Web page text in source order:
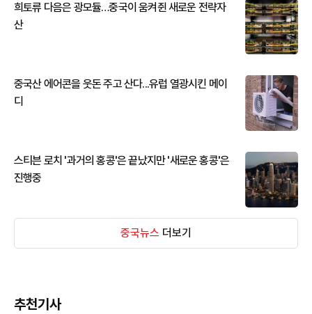
희토류 다음은 광모듈…중국이 움켜쥔 새로운 전략자
산
중국산 에어콘을 웃돈 주고 산다...유럽 열광시킨 메이
디
스티븐 로치 '과거의 홍콩'은 끝났지만 '새로운 홍콩'은
진행중
중국뉴스 더보기
추천기사